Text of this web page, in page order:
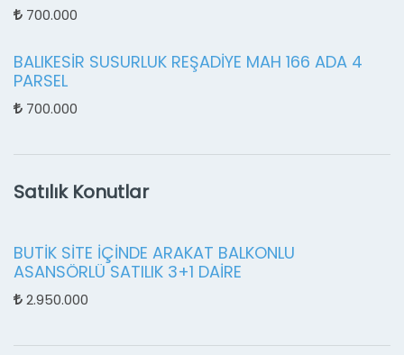
700.000
BALIKESİR SUSURLUK REŞADİYE MAH 166 ADA 4
PARSEL
700.000
Satılık Konutlar
BUTİK SİTE İÇİNDE ARAKAT BALKONLU
ASANSÖRLÜ SATILIK 3+1 DAİRE
2.950.000